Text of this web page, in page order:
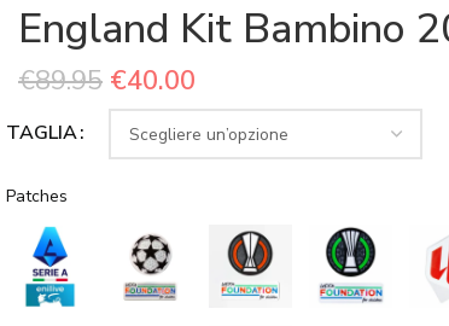
England Kit Bambino
€89.95 €40.00
TAGLIA
Patches